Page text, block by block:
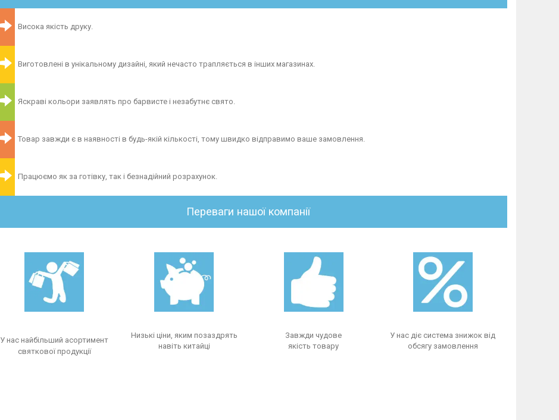
Висока якість друку.
Виготовлені в унікальному дизайні, який нечасто трапляється в інших магазинах.
Яскраві кольори заявлять про барвисте і незабутнє свято.
Товар завжди є в наявності в будь-якій кількості, тому швидко відправимо ваше замовлення.
Працюємо як за готівку, так і безнадійний розрахунок.
Переваги нашої компанії
У нас найбільший асортимент
святкової продукції
Низькі ціни, яким позаздрять
навіть китайці
Завжди чудове
якість товару
У нас діє система знижок від
обсягу замовлення